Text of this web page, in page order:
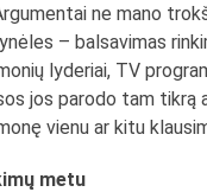
ne mano
– balsavimas
lyderiai, TV
jos parodo tam tikrą
vienu ar kitu
metu